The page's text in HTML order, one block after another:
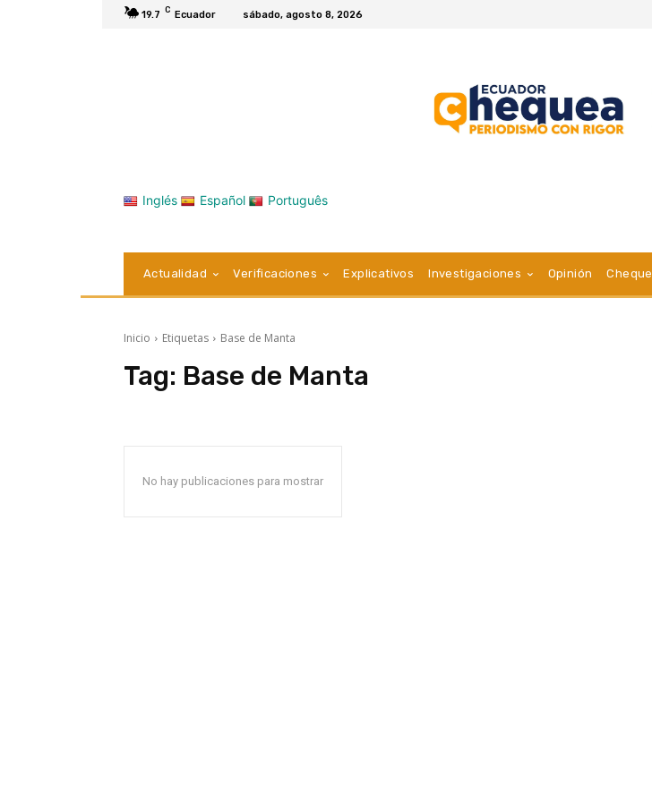
19.7 C Ecuador sábado, agosto 8, 2026
Inglés Español Português
Actualidad Verificaciones Explicativos Investigaciones Opinión
Inicio Etiquetas Base de Manta
Tag: Base de Manta
No hay publicaciones para mostrar